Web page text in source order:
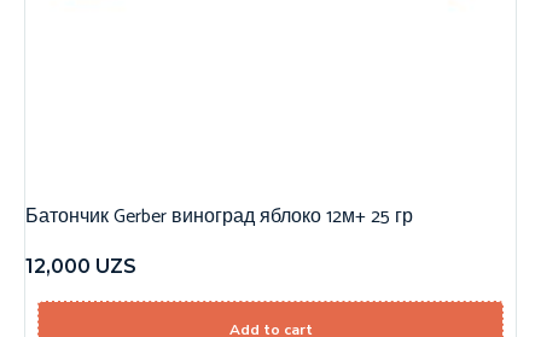
Батончик Gerber виноград яблоко 12м+ 25 гр
12,000 UZS
Add to cart